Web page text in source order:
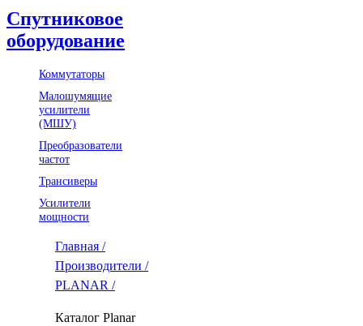
Спутниковое
оборудование
Коммутаторы
Малошумящие
усилители
(МШУ)
Преобразователи
частот
Трансиверы
Усилители
мощности
Главная /
Производители /
PLANAR /
Каталог Planar